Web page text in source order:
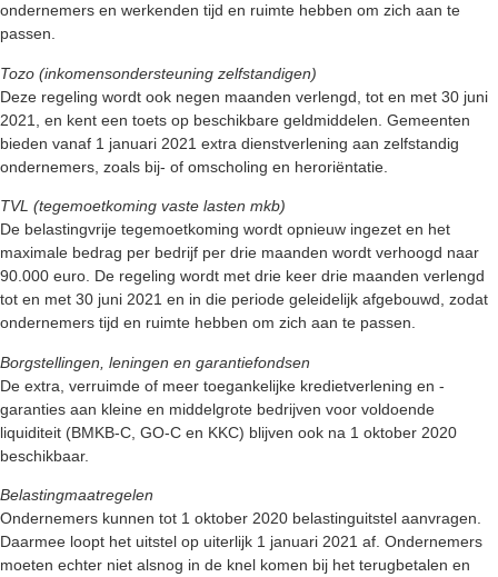
ondernemers en werkenden tijd en ruimte hebben om zich aan te
passen.
Tozo (inkomensondersteuning zelfstandigen)
Deze regeling wordt ook negen maanden verlengd, tot en met 30 juni
2021, en kent een toets op beschikbare geldmiddelen. Gemeenten
bieden vanaf 1 januari 2021 extra dienstverlening aan zelfstandig
ondernemers, zoals bij- of omscholing en heroriëntatie.
TVL (tegemoetkoming vaste lasten mkb)
De belastingvrije tegemoetkoming wordt opnieuw ingezet en het
maximale bedrag per bedrijf per drie maanden wordt verhoogd naar
90.000 euro. De regeling wordt met drie keer drie maanden verlengd
tot en met 30 juni 2021 en in die periode geleidelijk afgebouwd, zodat
ondernemers tijd en ruimte hebben om zich aan te passen.
Borgstellingen, leningen en garantiefondsen
De extra, verruimde of meer toegankelijke kredietverlening en -
garanties aan kleine en middelgrote bedrijven voor voldoende
liquiditeit (BMKB-C, GO-C en KKC) blijven ook na 1 oktober 2020
beschikbaar.
Belastingmaatregelen
Ondernemers kunnen tot 1 oktober 2020 belastinguitstel aanvragen.
Daarmee loopt het uitstel op uiterlijk 1 januari 2021 af. Ondernemers
moeten echter niet alsnog in de knel komen bij het terugbetalen en